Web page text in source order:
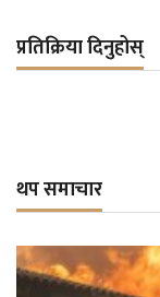
प्रतिक्रिया दिनुहोस्
थप समाचार